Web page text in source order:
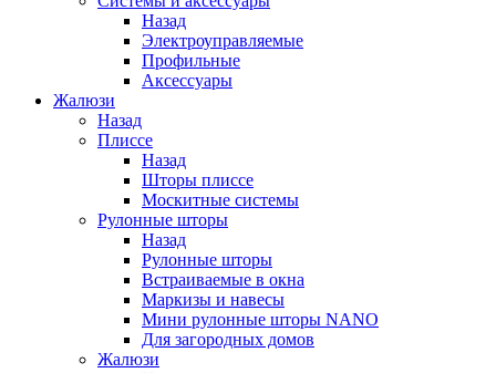
Назад
Электроуправляемые
Профильные
Аксессуары
Жалюзи
Назад
Плиссе
Назад
Шторы плиссе
Москитные системы
Рулонные шторы
Назад
Рулонные шторы
Встраиваемые в окна
Маркизы и навесы
Мини рулонные шторы NANO
Для загородных домов
Жалюзи